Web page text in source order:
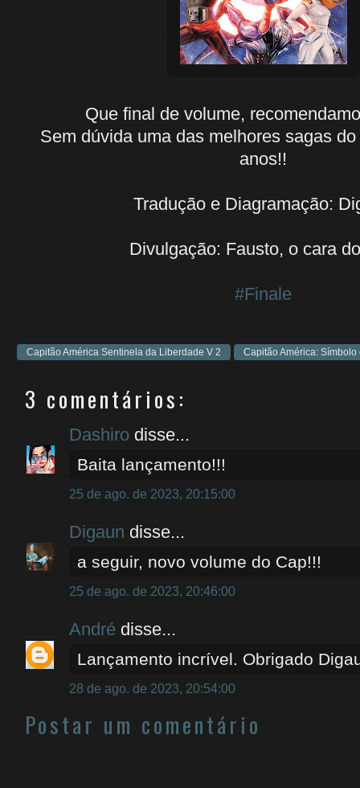
Que final de volume,
Sem dúvida uma das melhores sagas
anos!!
Tradução e Diagramação:
Divulgação: Fausto, o cara
#Finale
Capitão América Sentinela da Liberdade V 2 Capitão América: Símbolo
3 comentários:
Dashiro disse...
Baita lançamento!!!
25 de ago. de 2023, 20:15:00
Digaun disse...
a seguir, novo volume do Cap!!!
25 de ago. de 2023, 20:46:00
André disse...
Lançamento incrível. Obrigado
28 de ago. de 2023, 20:54:00
Postar um comentário